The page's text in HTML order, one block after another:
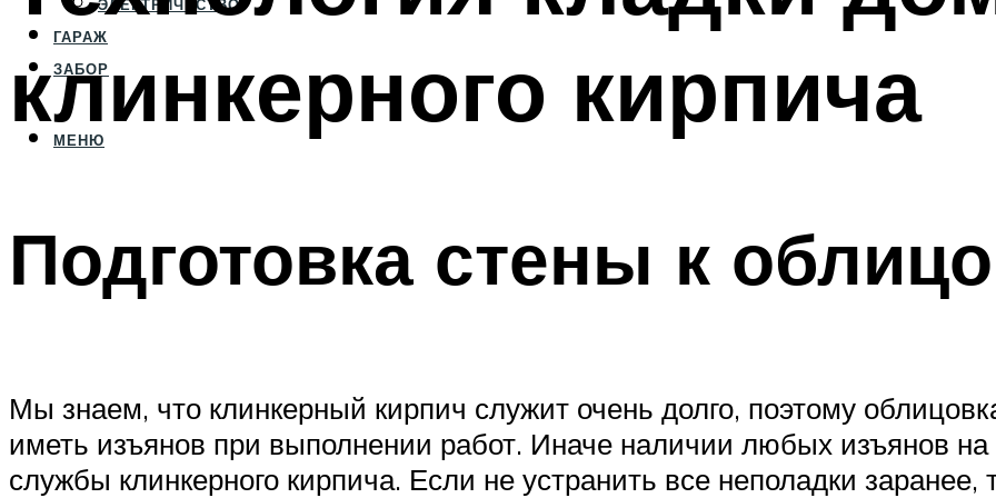
ЭЛЕКТРИЧЕСТВО
ГАРАЖ
ЗАБОР
МЕНЮ
клинкерного кирпича
Подготовка стены к
Мы знаем, что клинкерный кирпич служит очень долго, поэтому
иметь изъянов при выполнении работ. Иначе наличии любых изъянов
службы клинкерного кирпича. Если не устранить все неполадки заранее,